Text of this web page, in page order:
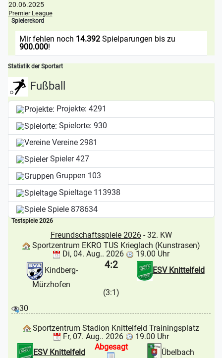
20.06.2025
Premier League
Spielerekord
Mir fehlen noch 14.392Spielparungen bis zu
900.000!
Statistik der Sportart
Fußball
Projekte: 4291
Spielorte: 930
Vereine 2981
Spieler427
Gruppen 103
Spieltage 113938
Spiele 878634
Testspiele 2026
Freundschaftsspiele 2026- 32. KW
Sportzentrum EKRO TUS Krieglach (Kunstrasen)
Di, 04. Aug.. 2026
19.00 Uhr
Kindberg-
Mürzhofen
ESV Knittelfeld
4:2
(3:1)
30
Sportzentrum Stadion Knittelfeld Trainingsplatz
Fr, 07. Aug.. 2026
19.00 Uhr
ESV Knittelfeld
Übelbach
Abgesagt